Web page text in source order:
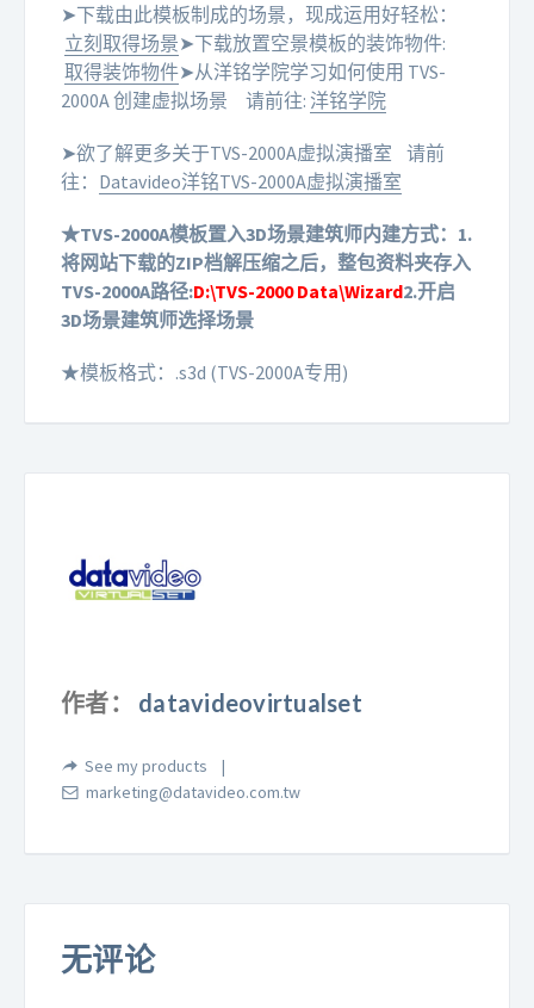
➤下载由此模板制成的场景，现成运用好轻松：
立刻取得场景➤下载放置空景模板的装饰物件:
取得装饰物件➤从洋铭学院学习如何使用 TVS-
2000A 创建虚拟场景 请前往: 洋铭学院
➤欲了解更多关于TVS-2000A虚拟演播室 请前
往： Datavideo洋铭TVS-2000A虚拟演播室
★TVS-2000A模板置入3D场景建筑师内建方式： 1.
将网站下载的ZIP档解压缩之后，整包资料夹存入
TVS-2000A路径:D:\TVS-2000 Data\Wizard2.开启
3D场景建筑师选择场景
★模板格式：.s3d (TVS-2000A专用)
作者： datavideovirtualset
See my products
marketing@datavideo.com.tw
无评论